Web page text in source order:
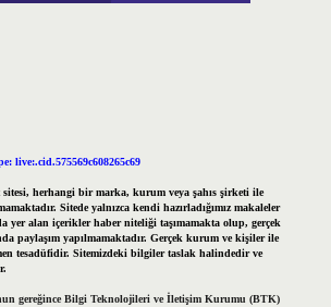
live:.cid.575569c608265c69
herhangi bir marka, kurum veya şahıs şirketi ile
Sitede yalnızca kendi hazırladığımız makaleler
yer alan içerikler haber niteliği taşımamakta olup, gerçek
paylaşım yapılmamaktadır. Gerçek kurum ve kişiler ile
tesadüfidir. Sitemizdeki bilgiler taslak halindedir ve
gereğince Bilgi Teknolojileri ve İletişim Kurumu (BTK)